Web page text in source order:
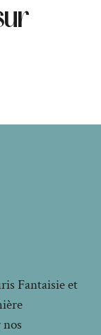
Fantaisie et